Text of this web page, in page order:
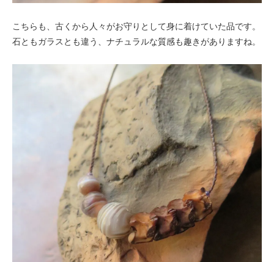
こちらも、古くから人々がお守りとして身に着けていた品です。
石ともガラスとも違う、ナチュラルな質感も趣きがありますね。